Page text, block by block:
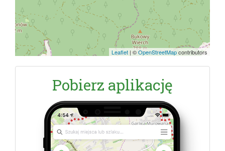
Leaflet | ©OpenStreetMapcontributors
Pobierz aplikację